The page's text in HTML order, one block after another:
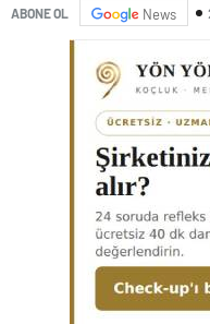
ABONE OL News